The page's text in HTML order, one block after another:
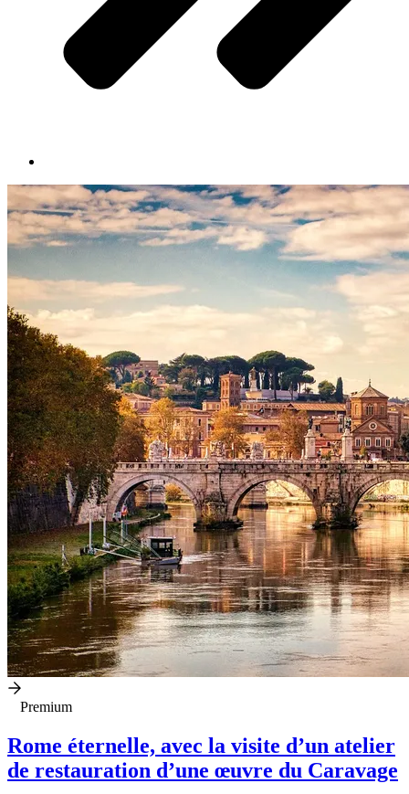
Premium
Rome éternelle, avec la visite d’un atelier
de restauration d’une œuvre du Caravage